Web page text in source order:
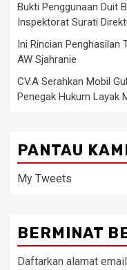
Bukti Penggunaan Duit
Inspektorat Surati
Ini Rincian Penghasilan
AW Sjahranie
CV.A Serahkan Mobil
Penegak Hukum Layak
PANTAU
My Tweets
BERMINAT
Daftarkan alamat